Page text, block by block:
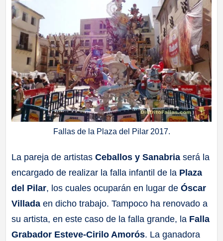
Fallas de la Plaza del Pilar 2017.
La pareja de artistas Ceballos y Sanabria será la
encargado de realizar la falla infantil de la Plaza
del Pilar, los cuales ocuparán en lugar deÓscar
Villada en dicho trabajo. Tampoco ha renovado a
su artista, en este caso de la falla grande, la Falla
Grabador Esteve-Cirilo Amorós. La ganadora